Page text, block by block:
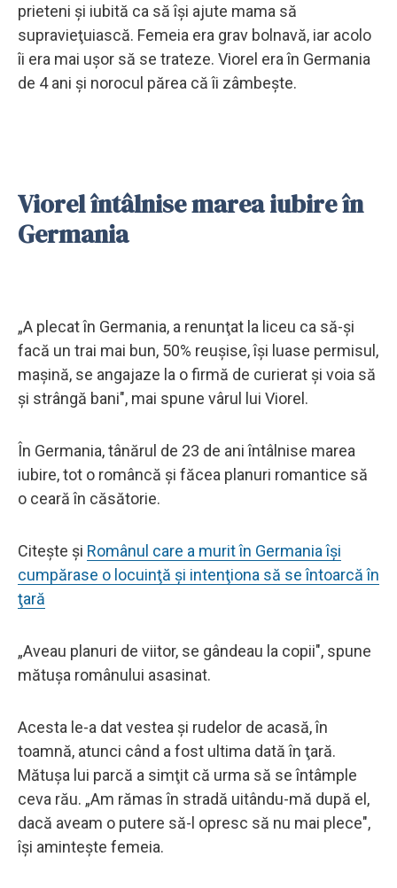
prieteni şi iubită ca să îşi ajute mama să
supravieţuiască. Femeia era grav bolnavă, iar acolo
îi era mai uşor să se trateze. Viorel era în Germania
de 4 ani şi norocul părea că îi zâmbeşte.
Viorel întâlnise marea iubire în
Germania
„A plecat în Germania, a renunţat la liceu ca să-şi
facă un trai mai bun, 50% reuşise, îşi luase permisul,
maşină, se angajaze la o firmă de curierat şi voia să
şi strângă bani", mai spune vârul lui Viorel.
În Germania, tânărul de 23 de ani întâlnise marea
iubire, tot o româncă şi făcea planuri romantice să
o ceară în căsătorie.
Citește și Românul care a murit în Germania îşi
cumpărase o locuinţă şi intenţiona să se întoarcă în
ţară
„Aveau planuri de viitor, se gândeau la copii", spune
mătușa românului asasinat.
Acesta le-a dat vestea și rudelor de acasă, în
toamnă, atunci când a fost ultima dată în ţară.
Mătuşa lui parcă a simţit că urma să se întâmple
ceva rău. „Am rămas în stradă uitându-mă după el,
dacă aveam o putere să-l opresc să nu mai plece",
își amintește femeia.